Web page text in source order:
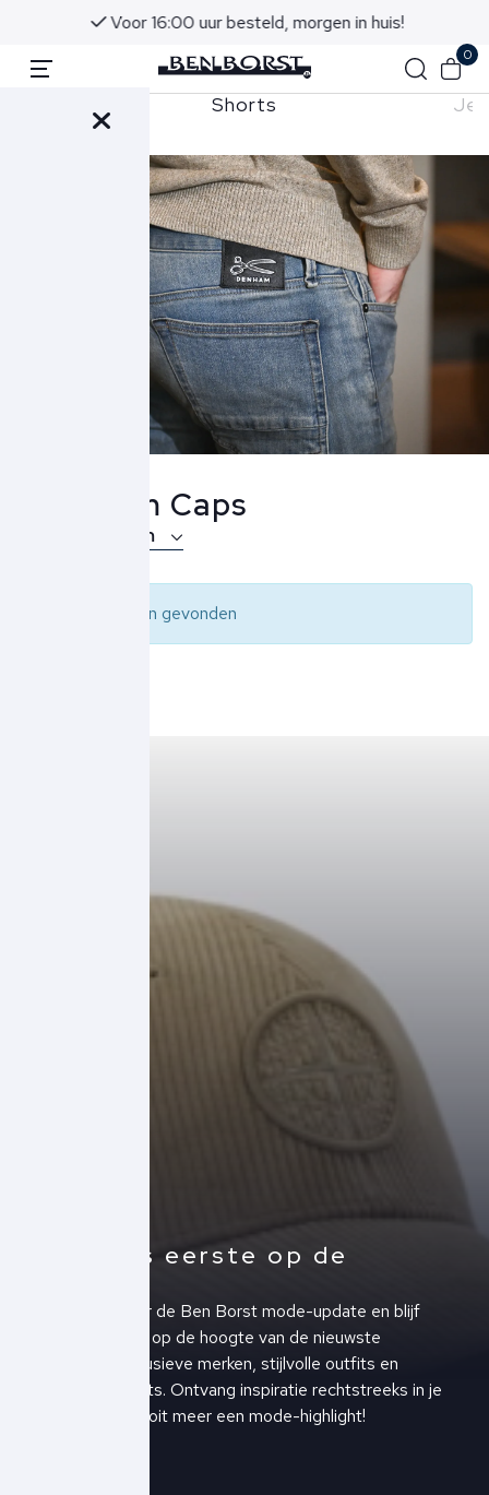
Voor 16:00 uur besteld, morgen in huis!
0
Shorts
Denham Caps
Over Denham
Geen resultaten gevonden
Altijd als eerste op de
Schrijf je in voor de Ben Borst mode-update en blijf
altijd als eerste op de hoogte van de nieuwste
collecties, exclusieve merken, stijlvolle outfits en
upcoming events. Ontvang inspiratie rechtstreeks in je
inbox en mis nooit meer een mode-highlight!